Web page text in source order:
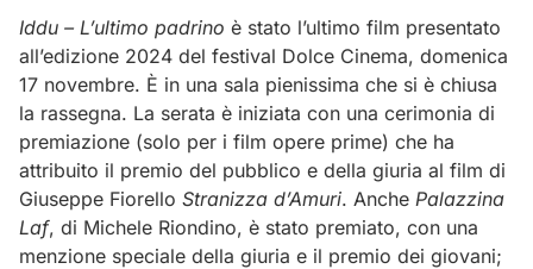
Iddu – L’ultimo padrino è stato l’ultimo film presentato
all’edizione 2024 del festival Dolce Cinema, domenica
17 novembre. È in una sala pienissima che si è chiusa
la rassegna. La serata è iniziata con una cerimonia di
premiazione (solo per i film opere prime) che ha
attribuito il premio del pubblico e della giuria al film di
Giuseppe Fiorello Stranizza d’Amuri. Anche Palazzina
Laf, di Michele Riondino, è stato premiato, con una
menzione speciale della giuria e il premio dei giovani;